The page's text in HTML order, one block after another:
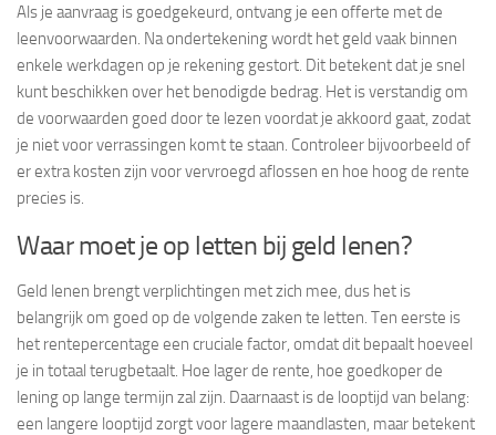
Als je aanvraag is goedgekeurd, ontvang je een offerte met de
leenvoorwaarden. Na ondertekening wordt het geld vaak binnen
enkele werkdagen op je rekening gestort. Dit betekent dat je snel
kunt beschikken over het benodigde bedrag. Het is verstandig om
de voorwaarden goed door te lezen voordat je akkoord gaat, zodat
je niet voor verrassingen komt te staan. Controleer bijvoorbeeld of
er extra kosten zijn voor vervroegd aflossen en hoe hoog de rente
precies is.
Waar moet je op letten bij geld lenen?
Geld lenen brengt verplichtingen met zich mee, dus het is
belangrijk om goed op de volgende zaken te letten. Ten eerste is
het rentepercentage een cruciale factor, omdat dit bepaalt hoeveel
je in totaal terugbetaalt. Hoe lager de rente, hoe goedkoper de
lening op lange termijn zal zijn. Daarnaast is de looptijd van belang:
een langere looptijd zorgt voor lagere maandlasten, maar betekent